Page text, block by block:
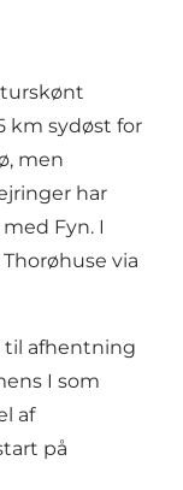
km sydøst for
men
har
Fyn. I
via
til afhentning
I som
af
på